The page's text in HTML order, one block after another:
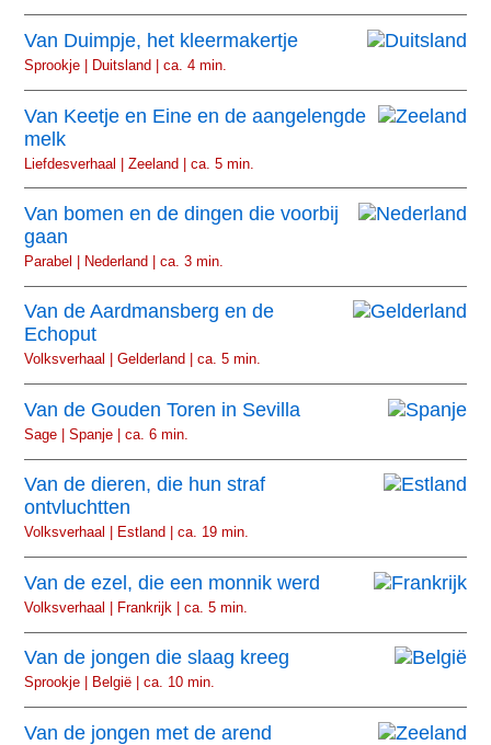
Van Duimpje, het kleermakertje
Sprookje | Duitsland | ca. 4 min.
Van Keetje en Eine en de aangelengde
melk
Liefdesverhaal | Zeeland | ca. 5 min.
Van bomen en de dingen die voorbij
gaan
Parabel | Nederland | ca. 3 min.
Van de Aardmansberg en de
Echoput
Volksverhaal | Gelderland | ca. 5 min.
Van de Gouden Toren in Sevilla
Sage | Spanje | ca. 6 min.
Van de dieren, die hun straf
ontvluchtten
Volksverhaal | Estland | ca. 19 min.
Van de ezel, die een monnik werd
Volksverhaal | Frankrijk | ca. 5 min.
Van de jongen die slaag kreeg
Sprookje | België | ca. 10 min.
Van de jongen met de arend